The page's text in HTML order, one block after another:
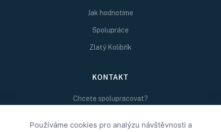
Jak hodnotíme
Spolupráce
Zlatý Kolibřík
KONTAKT
Chcete spolupracovat?
redakce@inspirativni.cz
Používáme cookies pro analýzu návštěvnosti a